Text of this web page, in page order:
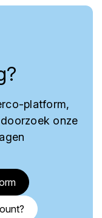
platform,
onze